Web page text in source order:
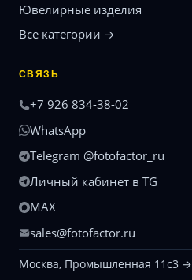
Ювелирные изделия
Все категории →
СВЯЗЬ
+7 926 834-38-02
WhatsApp
Telegram @fotofactor_ru
Личный кабинет в TG
MAX
sales@fotofactor.ru
Москва, Промышленная 11с3 →